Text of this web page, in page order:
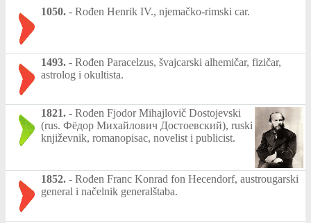
1050. - Rođen Henrik IV., njemačko-rimski car.
1493. - Rođen Paracelzus, švajcarski alhemičar, fizičar,
astrolog i okultista.
1821. - Rođen Fjodor Mihajlovič Dostojevski
(rus. Фёдор Михайлович Достоевский), ruski
književnik, romanopisac, novelist i publicist.
1852. - Rođen Franc Konrad fon Hecendorf, austrougarski
general i načelnik generalštaba.